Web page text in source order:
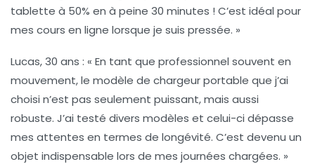
tablette à 50% en à peine 30 minutes ! C’est idéal pour
mes cours en ligne lorsque je suis pressée. »
Lucas, 30 ans : « En tant que professionnel souvent en
mouvement, le modèle de chargeur portable que j’ai
choisi n’est pas seulement puissant, mais aussi
robuste. J’ai testé divers modèles et celui-ci dépasse
mes attentes en termes de longévité. C’est devenu un
objet indispensable lors de mes journées chargées. »